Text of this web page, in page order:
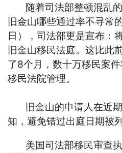
随着司法部整顿混乱的
旧金山哪些通过率不寻常
日），司法部更是宣布：
旧金山移民法庭。这比此
了8个月，数十万移民案
移民法院管理。
旧金山的申请人在近期
知，避免错过出庭日期被
美国司法部移民审查执